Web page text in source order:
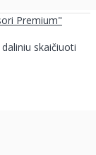
Premium"
skaičiuoti